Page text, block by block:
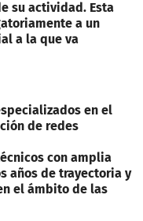
su actividad. Esta
a un
a la que va
en el
de redes
con amplia
años de trayectoria y
el ámbito de las